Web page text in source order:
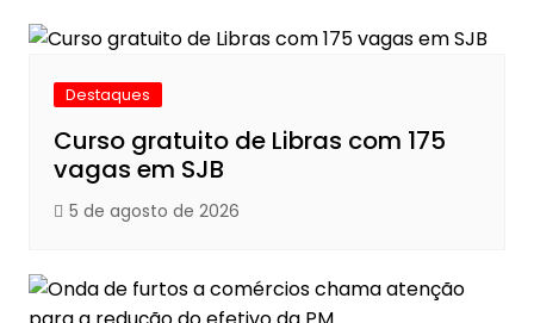
Destaques
Curso gratuito de Libras com 175
vagas em SJB
5 de agosto de 2026